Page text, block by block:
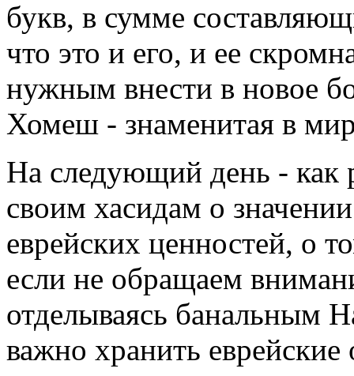
букв, в сумме
что это и его, и ее
нужным внести в новое
Хомеш - знаменитая в
На следующий день - как
своим хасидам о
еврейских ценностей, о
если не обращаем
отделываясь банальным
важно хранить